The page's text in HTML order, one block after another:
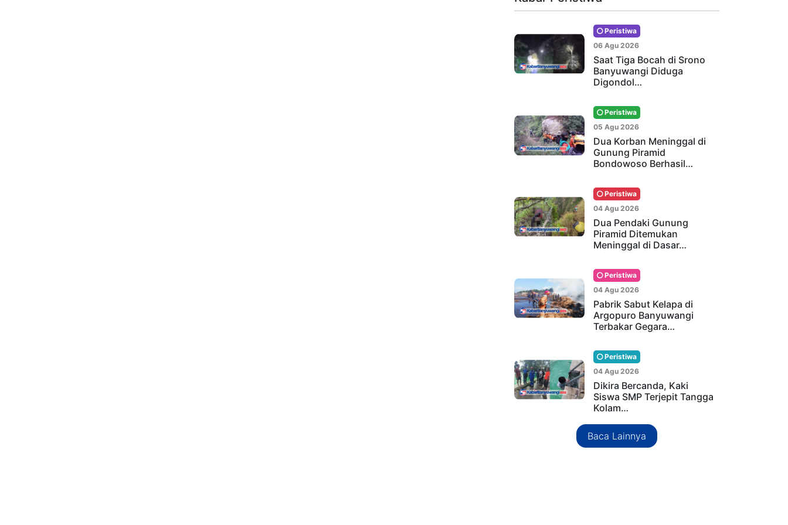
Peristiwa
06 Agu 2026
Saat Tiga Bocah di Srono
Banyuwangi Diduga
Digondol…
Peristiwa
05 Agu 2026
Dua Korban Meninggal di
Gunung Piramid
Bondowoso Berhasil…
Peristiwa
04 Agu 2026
Dua Pendaki Gunung
Piramid Ditemukan
Meninggal di Dasar…
Peristiwa
04 Agu 2026
Pabrik Sabut Kelapa di
Argopuro Banyuwangi
Terbakar Gegara…
Peristiwa
04 Agu 2026
Dikira Bercanda, Kaki
Siswa SMP Terjepit Tangga
Kolam…
Baca Lainnya